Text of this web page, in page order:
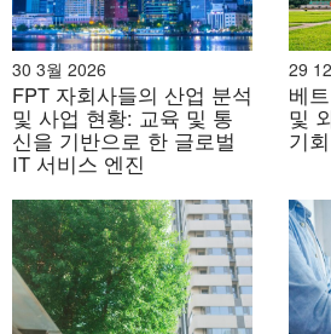
교사
의 역
관찰하고, 환경
을 준비하며,
필요할 때만 개
입합니다. 지식
을 강요하지 않
습니다.
Learns
explores
children.
Record
children’s
learning
and
them.
30 3월 2026
FPT 자회사들의 산업 분석
및 사업 현황: 교육 및 통
신을 기반으로 한 글로벌
IT 서비스 엔진
29
베
및
기회